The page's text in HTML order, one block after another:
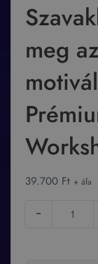
meg
39.700 Ft + áfa
-